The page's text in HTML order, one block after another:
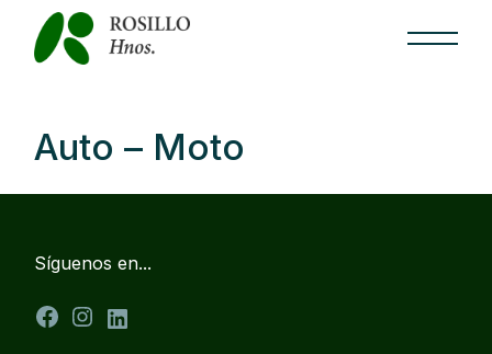
content
Auto – Moto
Síguenos en...
Facebook
Instagram
LinkedIn